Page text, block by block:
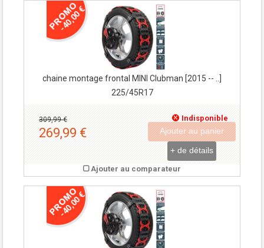
-40,00 €
chaine montage frontal MINI Clubman [2015 -- ..]
225/45R17
Indisponible
309,99 €
269,99 € Ajouter au panier
+ de détails
Ajouter au comparateur
-40,00 €